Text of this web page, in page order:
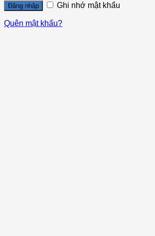
Đăng nhập Ghi nhớ mật khẩu
Quên mật khẩu?